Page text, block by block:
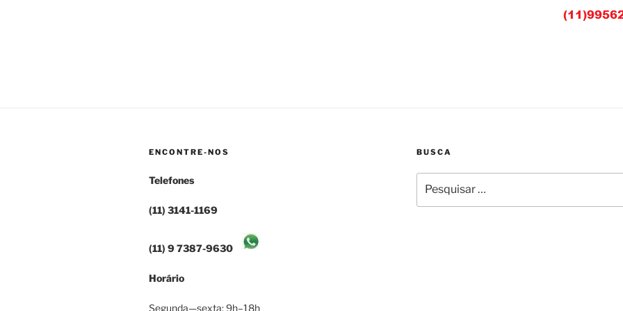
ENCONTRE-NOS
Telefones
(11) 3141-1169
(11) 9 7387-9630
Horário
Segunda—sexta: 9h–18h
BUSCA
por: